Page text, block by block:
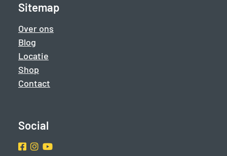
Sitemap
Over ons
Blog
Locatie
Shop
Contact
Social
Facebook
Instragram
Youtube